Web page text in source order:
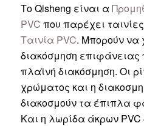
Το Qisheng είναι α
PVC που παρέχει
Ταινία PVC. Μπορούν να
διακόσμηση
πλαϊνή διακόσμηση. Οι
χρώματος και η
διακοσμούν τα έπιπλα
Και η λωρίδα άκρων PVC